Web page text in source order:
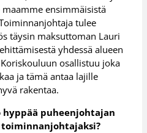
ensimmäisistä
tulee
täysin maksuttoman Lauri
yhdessä alueen
osallistuu joka
ja tämä antaa lajille
rakentaa.
puheenjohtajan